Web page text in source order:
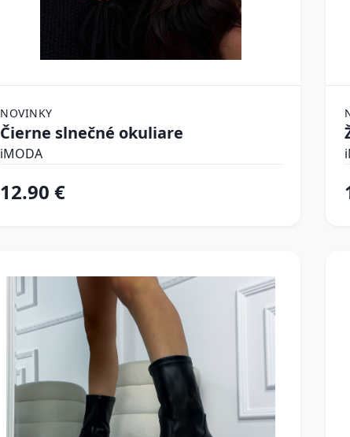
NOVINKY
Čierne slnečné okuliare
iMODA
12.90 €